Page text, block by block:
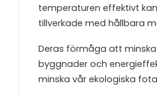
temperaturen effektivt
tillverkade med hållbara
Deras förmåga att
byggnader och
minska vår ekologiska